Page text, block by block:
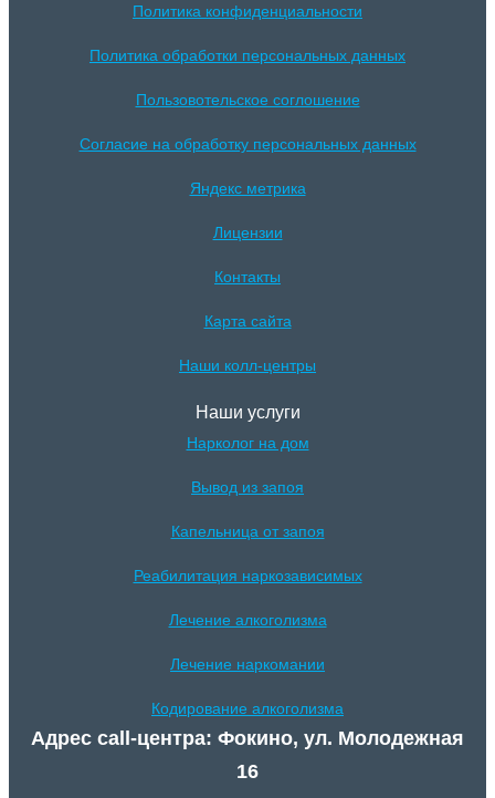
Политика конфиденциальности
Политика обработки персональных данных
Пользовотельское соглошение
Согласие на обработку персональных данных
Яндекс метрика
Лицензии
Контакты
Карта сайта
Наши колл-центры
Наши услуги
Нарколог на дом
Вывод из запоя
Капельница от запоя
Реабилитация наркозависимых
Лечение алкоголизма
Лечение наркомании
Кодирование алкоголизма
Адрес call-центра: Фокино, ул. Молодежная
16